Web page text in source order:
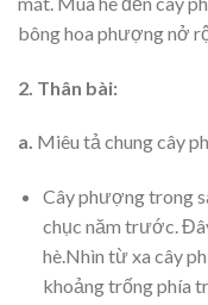
bông hoa phượng nở
2. Thân bài:
a. Miêu tả chung cây
Cây phượng trong
chục năm trước.
hè.Nhìn từ xa cây
khoảng trống phía